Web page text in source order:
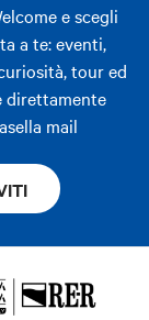
e scegli
a te: eventi,
tour ed
direttamente
mail